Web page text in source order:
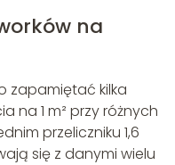
na
zapamiętać kilka
na 1 m² przy różnych
przeliczniku 1,6
się z danymi wielu